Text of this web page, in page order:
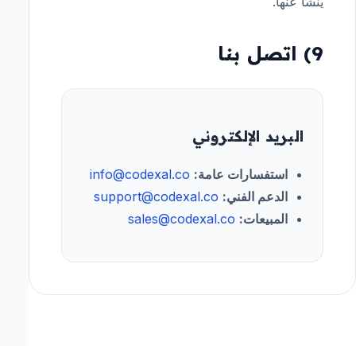
9) اتصل بنا
البريد الإلكتروني
استفسارات عامة: info@codexal.co
الدعم الفني: support@codexal.co
المبيعات: sales@codexal.co